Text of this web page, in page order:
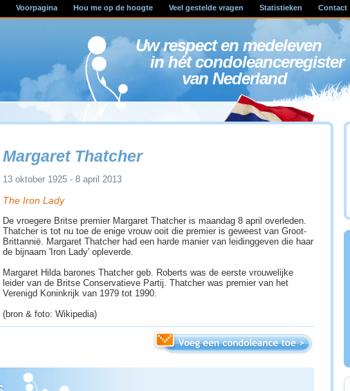
Voorpagina Hou me op de hoogte Veel gestelde vragen Statistieken Contact
Uw respect en medeleven
in hét condoleanceregister
van Nederland
Margaret Thatcher
13 oktober 1925 - 8 april 2013
The Iron Lady
De vroegere Britse premier Margaret Thatcher is maandag 8 april overleden.
Thatcher is tot nu toe de enige vrouw ooit die premier is geweest van Groot-
Brittannië. Margaret Thatcher had een harde manier van leidinggeven die haar
de bijnaam 'Iron Lady' opleverde.
Margaret Hilda barones Thatcher geb. Roberts was de eerste vrouwelijke
leider van de Britse Conservatieve Partij. Thatcher was premier van het
Verenigd Koninkrijk van 1979 tot 1990.
(bron & foto: Wikipedia)